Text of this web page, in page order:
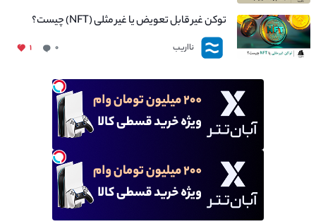
توکن غیر قابل تعویض یا غیر مثلی (NFT) چیست؟
نااریب ۰ ۱